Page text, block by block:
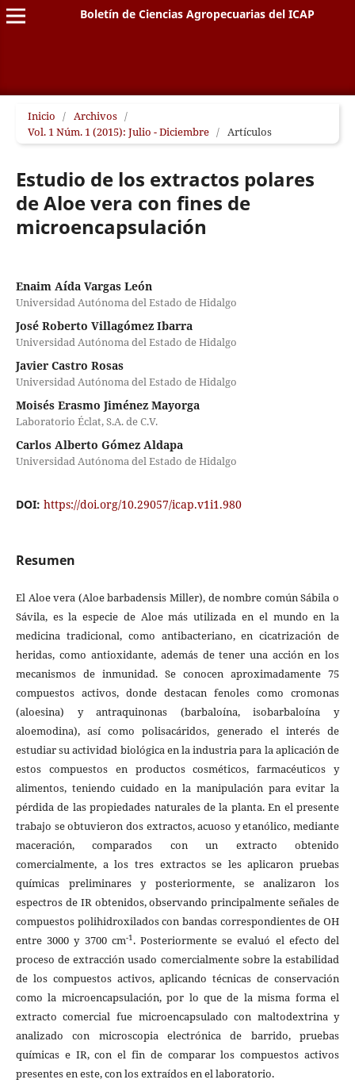
Boletín de Ciencias Agropecuarias del ICAP
Inicio / Archivos /
Vol. 1 Núm. 1 (2015): Julio - Diciembre / Artículos
Estudio de los extractos polares
de Aloe vera con fines de
microencapsulación
Enaim Aída Vargas León
Universidad Autónoma del Estado de Hidalgo
José Roberto Villagómez Ibarra
Universidad Autónoma del Estado de Hidalgo
Javier Castro Rosas
Universidad Autónoma del Estado de Hidalgo
Moisés Erasmo Jiménez Mayorga
Laboratorio Éclat, S.A. de C.V.
Carlos Alberto Gómez Aldapa
Universidad Autónoma del Estado de Hidalgo
DOI: https://doi.org/10.29057/icap.v1i1.980
Resumen
El Aloe vera (Aloe barbadensis Miller), de nombre común Sábila o
Sávila, es la especie de Aloe más utilizada en el mundo en la
medicina tradicional, como antibacteriano, en cicatrización de
heridas, como antioxidante, además de tener una acción en los
mecanismos de inmunidad. Se conocen aproximadamente 75
compuestos activos, donde destacan fenoles como cromonas
(aloesina) y antraquinonas (barbaloína, isobarbaloína y
aloemodina), así como polisacáridos, generado el interés de
estudiar su actividad biológica en la industria para la aplicación de
estos compuestos en productos cosméticos, farmacéuticos y
alimentos, teniendo cuidado en la manipulación para evitar la
pérdida de las propiedades naturales de la planta. En el presente
trabajo se obtuvieron dos extractos, acuoso y etanólico, mediante
maceración, comparados con un extracto obtenido
comercialmente, a los tres extractos se les aplicaron pruebas
químicas preliminares y posteriormente, se analizaron los
espectros de IR obtenidos, observando principalmente señales de
compuestos polihidroxilados con bandas correspondientes de OH
entre 3000 y 3700 cm-1. Posteriormente se evaluó el efecto del
proceso de extracción usado comercialmente sobre la estabilidad
de los compuestos activos, aplicando técnicas de conservación
como la microencapsulación, por lo que de la misma forma el
extracto comercial fue microencapsulado con maltodextrina y
analizado con microscopia electrónica de barrido, pruebas
químicas e IR, con el fin de comparar los compuestos activos
presentes en este, con los extraídos en el laboratorio.